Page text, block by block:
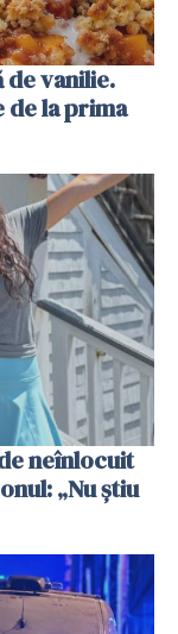
vanilie.
la prima
neînlocuit
„Nu știu